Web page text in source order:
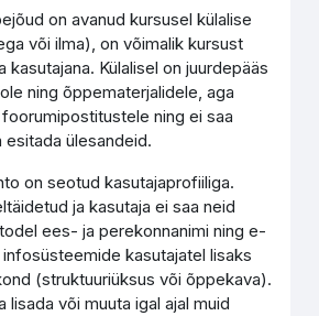
on avanud kursusel külalise
või ilma), on võimalik kursust
kasutajana. Külalisel on juurdepääs
ning õppematerjalidele, aga
ning ei saa
ülesandeid.
on seotud kasutajaprofiiliga.
ja kasutaja ei saa neid
ees- ja perekonnanimi ning e-
kasutajatel lisaks
(struktuuriüksus või õppekava).
lisada või muuta igal ajal muid